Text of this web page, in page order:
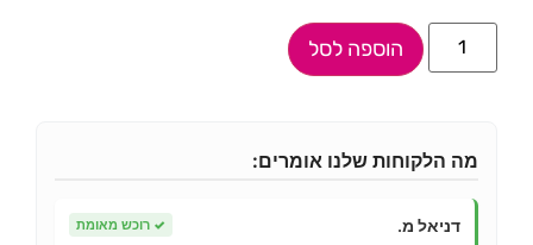
הוספה לסל
מה הלקוחות שלנו אומרים:
דניאל מ. ✓ רוכש מאומת